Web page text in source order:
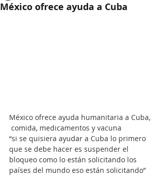
México ofrece ayuda a Cuba
México ofrece ayuda humanitaria a Cuba,
comida, medicamentos y vacuna
“si se quisiera ayudar a Cuba lo primero
que se debe hacer es suspender el
bloqueo como lo están solicitando los
países del mundo eso están solicitando”